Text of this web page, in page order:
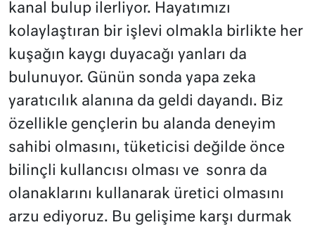
kanal bulup ilerliyor. Hayatımızı
kolaylaştıran bir işlevi olmakla birlikte her
kuşağın kaygı duyacağı yanları da
bulunuyor. Günün sonda yapa zeka
yaratıcılık alanına da geldi dayandı. Biz
özellikle gençlerin bu alanda deneyim
sahibi olmasını, tüketicisi değilde önce
bilinçli kullancısı olması ve sonra da
olanaklarını kullanarak üretici olmasını
arzu ediyoruz. Bu gelişime karşı durmak